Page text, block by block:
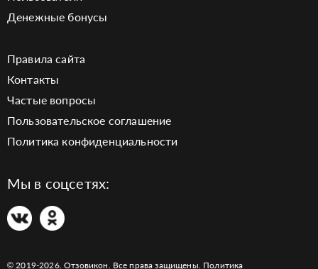
Денежные бонусы
Правила сайта
Контакты
Частые вопросы
Пользовательское соглашение
Политика конфиденциальности
Мы в соцсетях:
© 2019-2026. Отзовикон. Все права защищены. Политика